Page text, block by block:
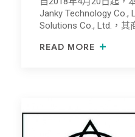
Janky Technology Co.,
Solutions Co., Ltd.，其
READ MORE